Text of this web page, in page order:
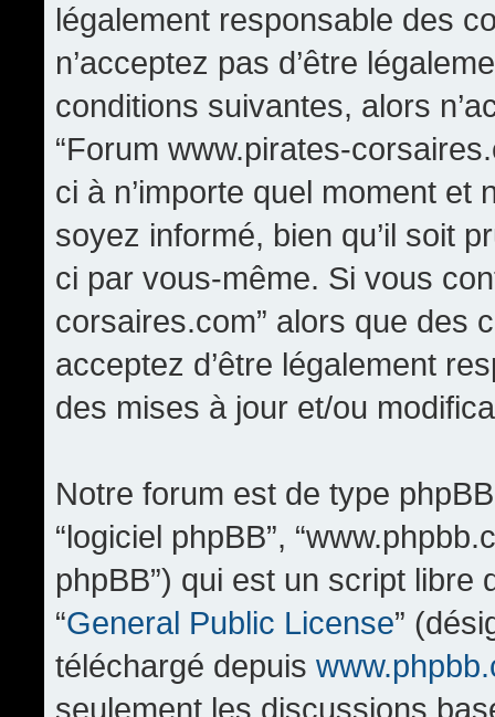
légalement responsable des
n’acceptez pas d’être
conditions suivantes, alors
“Forum www.pirates-
ci à n’importe quel moment
soyez informé, bien qu’il soit
ci par vous-même. Si vous
corsaires.com” alors que des
acceptez d’être légalement
des mises à jour et/ou
Notre forum est de type phpBB
“logiciel phpBB”,
phpBB”) qui est un script
“General Public License”
téléchargé depuis
seulement les discussions